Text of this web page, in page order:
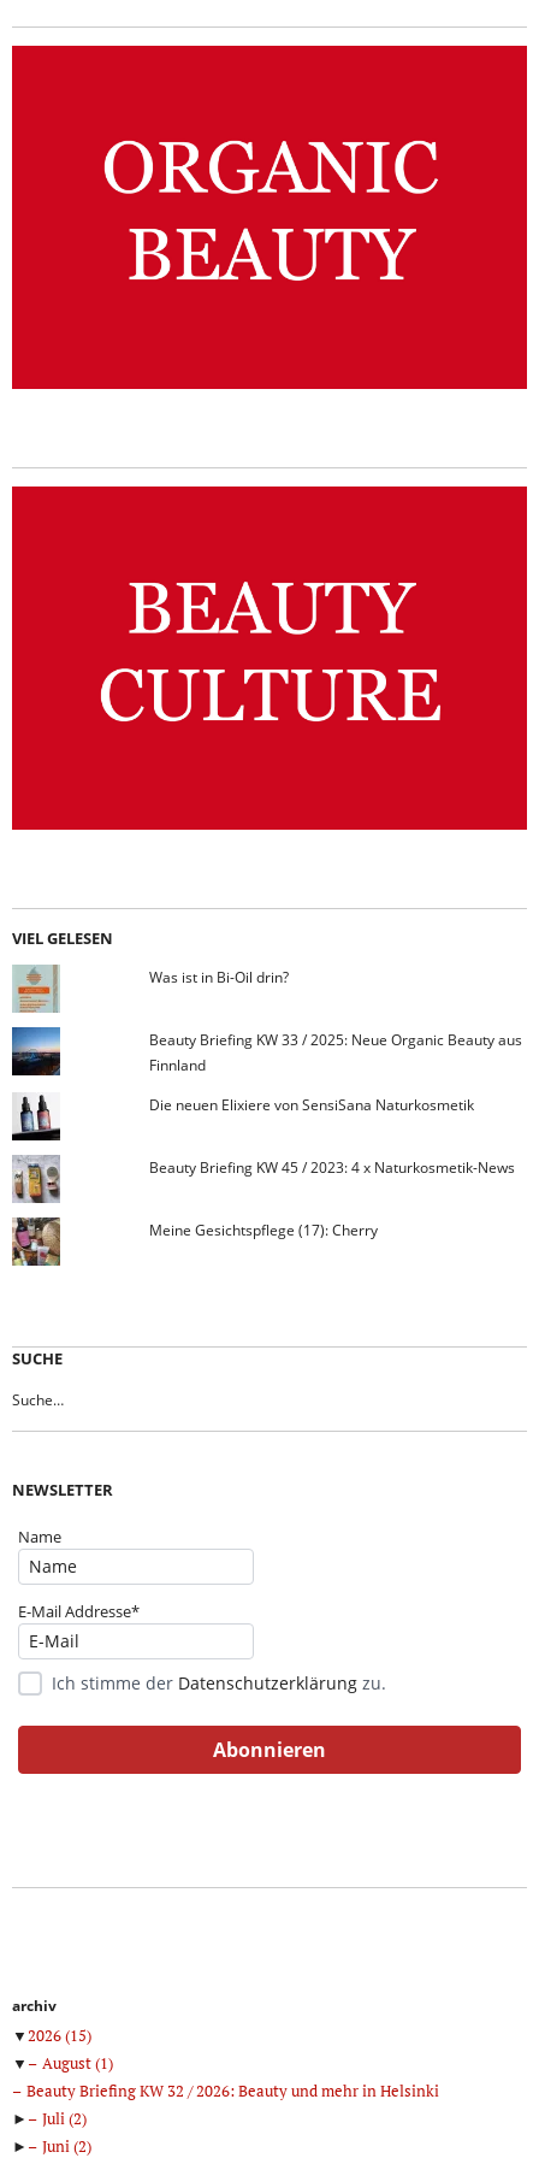
VIEL GELESEN
Was ist in Bi-Oil drin?
Beauty Briefing KW 33 / 2025: Neue Organic Beauty aus
Finnland
Die neuen Elixiere von SensiSana Naturkosmetik
Beauty Briefing KW 45 / 2023: 4 x Naturkosmetik-News
Meine Gesichtspflege (17): Cherry
SUCHE
NEWSLETTER
Name
E-Mail Addresse*
Ich stimme der Datenschutzerklärung zu.
archiv
▼2026(15)
▼
August(1)
Beauty Briefing KW 32 / 2026: Beauty und mehr in Helsinki
►
Juli(2)
►
Juni(2)